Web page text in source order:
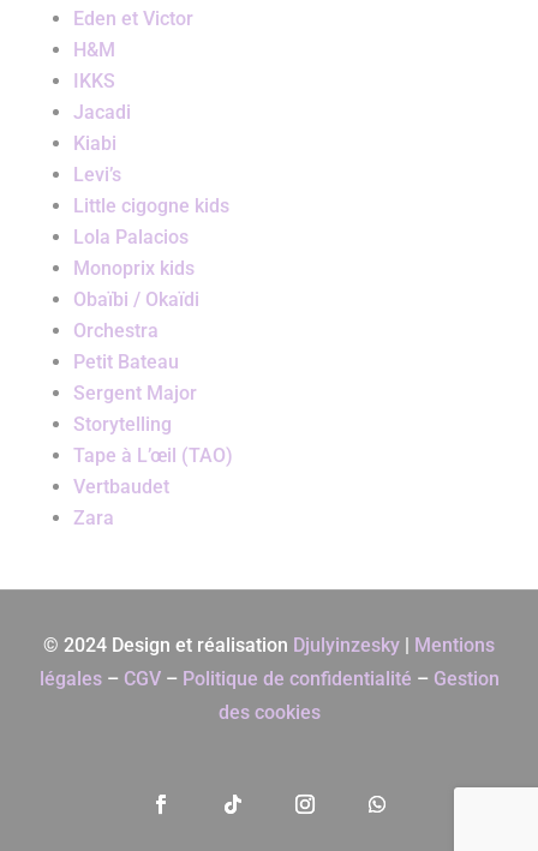
Eden et Victor
H&M
IKKS
Jacadi
Kiabi
Levi’s
Little cigogne kids
Lola Palacios
Monoprix kids
Obaïbi / Okaïdi
Orchestra
Petit Bateau
Sergent Major
Storytelling
Tape à L’œil (TAO)
Vertbaudet
Zara
© 2024 Design et réalisation Djulyinzesky | Mentions
légales– CGV– Politique de confidentialité – Gestion
des cookies